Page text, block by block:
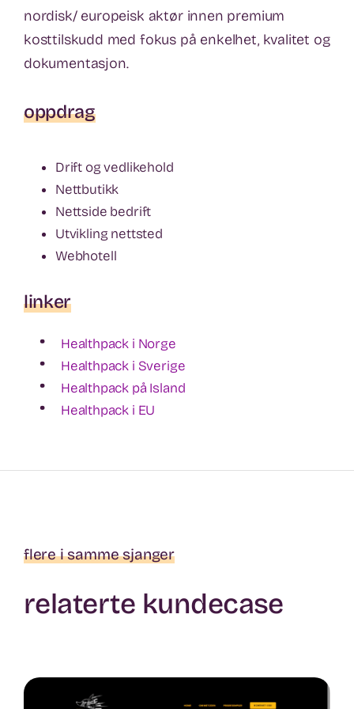
nordisk/ europeisk aktør innen premium
kosttilskudd med fokus på enkelhet, kvalitet og
dokumentasjon.
oppdrag
Drift og vedlikehold
Nettbutikk
Nettside bedrift
Utvikling nettsted
Webhotell
linker
• Healthpack i Norge
• Healthpack i Sverige
• Healthpack på Island
• Healthpack i EU
flere i samme sjanger
relaterte kundecase